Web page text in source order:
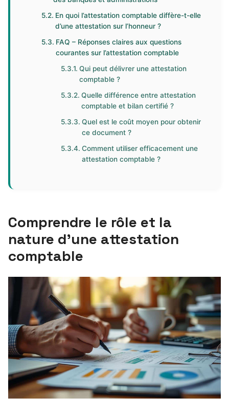
En quoi l’attestation comptable diffère-t-elle
d’une attestation sur l’honneur ?
FAQ – Réponses claires aux questions
courantes sur l’attestation comptable
Qui peut délivrer une attestation
comptable ?
Quelle différence entre attestation
comptable et bilan certifié ?
Quel est le coût moyen pour obtenir
ce document ?
Comment utiliser efficacement une
attestation comptable ?
Comprendre le rôle et la
nature d’une attestation
comptable